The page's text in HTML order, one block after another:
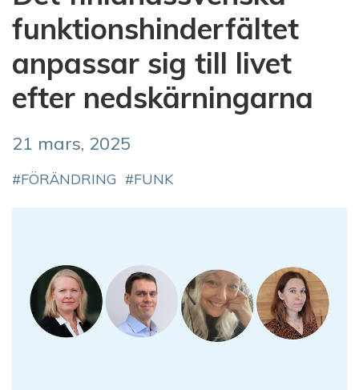
funktionshinderfältet
anpassar sig till livet
efter nedskärningarna
21 mars, 2025
FÖRÄNDRING FUNK